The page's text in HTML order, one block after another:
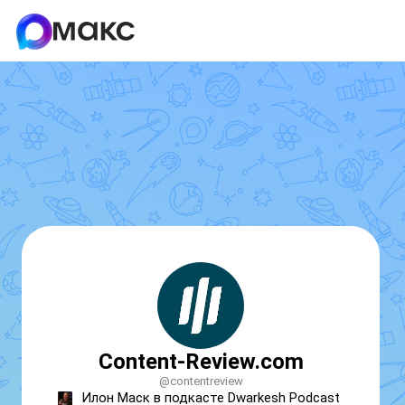
Content-Review.com
@contentreview
Илон Маск в подкасте Dwarkesh Podcast